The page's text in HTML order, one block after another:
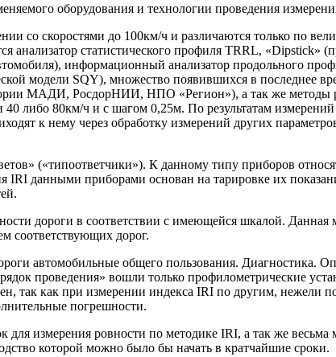
оборудования и технологии проведения
со скоростями до 100км/ч и различаются только по
анализатор статистического профиля TRRL,
информационный анализатор продольного
модели SQY), множество появившихся в последнее
МАДИ, РосдорНИИ, НПО «Регион»), а так же методы
либо 80км/ч и с шагом 0,25м. По результатам
к нему через обработку измерений других
(«типоответчики»). К данному типу приборов
данными приборами основан на тарировке их
дороги в соответствии с имеющейся шкалой. Данная
соответствующих дорог.
автомобильные общего пользования. Диагностика.
проведения» вошли только профилометрические
так как при измерении индекса IRI по другим, нежели
погрешности.
для измерения ровности по методике IRI, а так же
которой можно было бы начать в кратчайшие сроки.